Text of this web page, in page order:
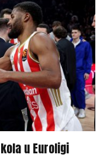
u Euroligi